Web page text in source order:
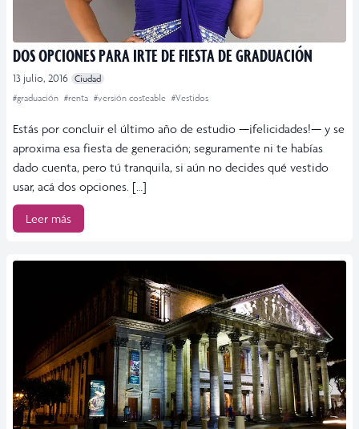
DOS OPCIONES PARA IRTE DE FIESTA DE GRADUACIÓN
13 julio, 2016 Ciudad
#graduación #renta #versión costeable #Vestidos
Estás por concluir el último año de estudio —¡felicidades!— y se
aproxima esa fiesta de generación; seguramente ni te habías
dado cuenta, pero tú tranquila, si aún no decides qué vestido
usar, acá dos opciones. […]
Leer más